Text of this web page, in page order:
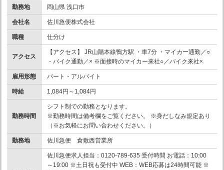
勤務地 岡山県 浅口市
会社名 佐川急便株式会社
職種 仕分け
アクセス
【アクセス】 JR山陽本線鴨方駅 ・車7分 ・マイカー通勤／○
・バイク通勤／× ※面接時のマイカー来社○／バイク来社×
雇用形態 パート・アルバイト
時給 1,084円～1,084円
勤務時間
シフト制での勤務となります。
※勤務時間は備考欄をご覧ください。 ※身だしなみ規定あり
（※お気軽にお問い合わせください。）
勤務地 佐川急便 倉敷西営業所
佐川急便求人担当：0120-789-635 受付時間 お電話：10:00
～19:00 ※土日祝も受付中 WEB：WEB応募は24時間可能 ※